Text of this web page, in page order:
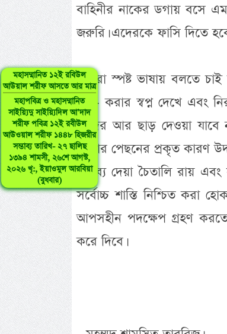
মহাসম্মানিত ১২ই রবিউল
আউয়াল শরীফ আসতে আর মাত্র
মহাপবিত্র ও মহাসম্মানিত
সাইয়্যিদু সাইয়্যিদিল আ’দাদ
শরীফ পবিত্র ১২ই রবীউল
আউওয়াল শরীফ ১৪৪৮ হিজরীর
সম্ভাব্য তারিখ- ২৭ ছালিছ
১৩৯৪ শামসী, ২৬শে আগস্ট,
২০২৬ খৃ:, ইয়াওমুল আরবিয়া
(বুধবার)
বাহিনীর নাকের ডগায় বসে
জরুরি। এদেরকে ফাসি দিতে
আমরা স্পষ্ট ভাষায় বলতে চাই
বিখ- করার স্বপ্ন দেখে এবং
তাদের আর ছাড় দেওয়া যাবে
ঘটনার পেছনের প্রকৃত কারণ
বক্তব্য দেয়া চৈতালি রায়
সর্বোচ্চ শাস্তি নিশ্চিত করা
আপসহীন পদক্ষেপ গ্রহণ
করে দিবে।